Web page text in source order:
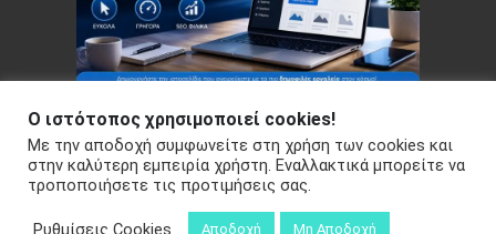
Copyright © 2026 Your e-articles - WordPress Theme : by
Sparkle Themes Πολιτική Απορρήτου
Ο ιστότοπος χρησιμοποιεί cookies!
Με την αποδοχή συμφωνείτε στη χρήση των cookies και
στην καλύτερη εμπειρία χρήστη. Εναλλακτικά μπορείτε να
τροποποιήσετε τις προτιμήσεις σας.
Ρυθμίσεις Cookies Αποδοχή Μη Αποδοχή